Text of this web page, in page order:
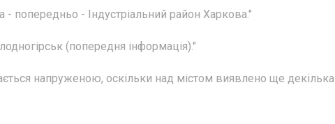
попередньо - Індустріальний район Харкова."
(попередня інформація)."
напруженою, оскільки над містом виявлено ще декілька